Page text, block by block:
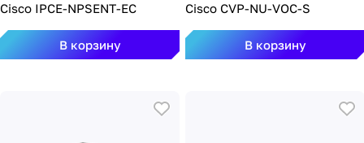
Cisco IPCE-NPSENT-EC
В корзину
Cisco CVP-NU-VOC-S
В корзину